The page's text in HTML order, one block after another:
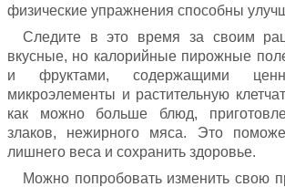
физические упражнения способны
Следите в это время за своим
вкусные, но калорийные пирожные
и фруктами, содержащими
микроэлементы и растительную
как можно больше блюд,
злаков, нежирного мяса. Это
лишнего веса и сохранить здоровье.
Можно попробовать изменить свою